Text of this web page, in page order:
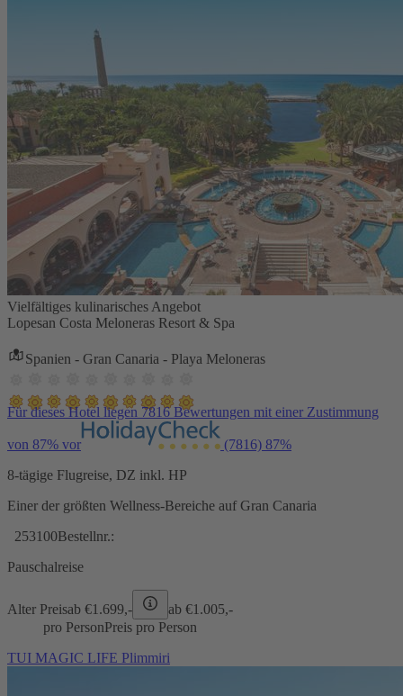
Vielfältiges kulinarisches Angebot
Lopesan Costa Meloneras Resort & Spa
Spanien - Gran Canaria - Playa Meloneras
Für dieses Hotel liegen 7816 Bewertungen mit einer Zustimmung
von 87% vor (7816) 87%
8-tägige Flugreise, DZ inkl. HP
Einer der größten Wellness-Bereiche auf Gran Canaria
253100Bestellnr.:
Pauschalreise
Alter Preisab €1.699,- ab €1.005,-
pro PersonPreis pro Person
TUI MAGIC LIFE Plimmiri